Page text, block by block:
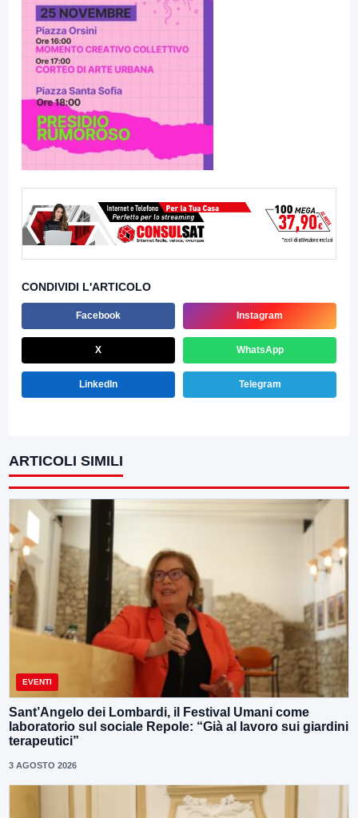
CONDIVIDI L'ARTICOLO
Facebook Instagram
X WhatsApp
LinkedIn Telegram
ARTICOLI SIMILI
EVENTI
Sant’Angelo dei Lombardi, il Festival Umani come
laboratorio sul sociale Repole: “Già al lavoro sui giardini
terapeutici”
3 AGOSTO 2026